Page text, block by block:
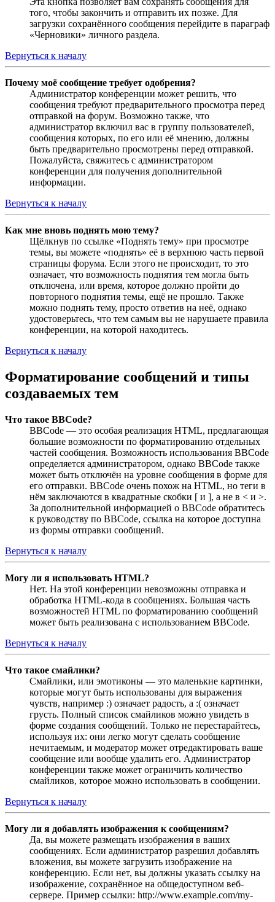
того, чтобы закончить и отправить их позже. Для
загрузки сохранённого сообщения перейдите в параграф
«Черновики» личного раздела.
Вернуться к началу
Почему моё сообщение требует одобрения?
Администратор конференции может решить, что
сообщения требуют предварительного просмотра перед
отправкой на форум. Возможно также, что
администратор включил вас в группу пользователей,
сообщения которых, по его или её мнению, должны
быть предварительно просмотрены перед отправкой.
Пожалуйста, свяжитесь с администратором
конференции для получения дополнительной
информации.
Вернуться к началу
Как мне вновь поднять мою тему?
Щёлкнув по ссылке «Поднять тему» при просмотре
темы, вы можете «поднять» её в верхнюю часть первой
страницы форума. Если этого не происходит, то это
означает, что возможность поднятия тем могла быть
отключена, или время, которое должно пройти до
повторного поднятия темы, ещё не прошло. Также
можно поднять тему, просто ответив на неё, однако
удостоверьтесь, что тем самым вы не нарушаете правила
конференции, на которой находитесь.
Вернуться к началу
Форматирование сообщений и типы
создаваемых тем
Что такое BBCode?
BBCode — это особая реализация HTML, предлагающая
большие возможности по форматированию отдельных
частей сообщения. Возможность использования BBCode
определяется администратором, однако BBCode также
может быть отключён на уровне сообщения в форме для
его отправки. BBCode очень похож на HTML, но теги в
нём заключаются в квадратные скобки [ и ], а не в < и >.
За дополнительной информацией о BBCode обратитесь
к руководству по BBCode, ссылка на которое доступна
из формы отправки сообщений.
Вернуться к началу
Могу ли я использовать HTML?
Нет. На этой конференции невозможны отправка и
обработка HTML-кода в сообщениях. Большая часть
возможностей HTML по форматированию сообщений
может быть реализована с использованием BBCode.
Вернуться к началу
Что такое смайлики?
Смайлики, или эмотиконы — это маленькие картинки,
которые могут быть использованы для выражения
чувств, например :) означает радость, а :( означает
грусть. Полный список смайликов можно увидеть в
форме создания сообщений. Только не перестарайтесь,
используя их: они легко могут сделать сообщение
нечитаемым, и модератор может отредактировать ваше
сообщение или вообще удалить его. Администратор
конференции также может ограничить количество
смайликов, которое можно использовать в сообщении.
Вернуться к началу
Могу ли я добавлять изображения к сообщениям?
Да, вы можете размещать изображения в ваших
сообщениях. Если администратор разрешил добавлять
вложения, вы можете загрузить изображение на
конференцию. Если нет, вы должны указать ссылку на
изображение, сохранённое на общедоступном веб-
сервере. Пример ссылки: http://www.example.com/my-